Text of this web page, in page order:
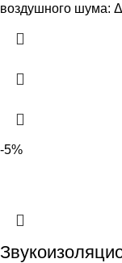
воздушного шума:
-5%